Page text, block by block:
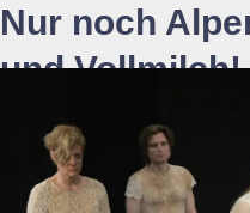
Nur noch
und Vollmilch!